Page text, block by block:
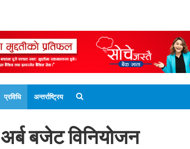
प्रविधि अन्तर्राष्ट्रिय
अर्ब बजेट विनियोजन